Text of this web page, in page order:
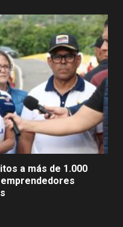
a más de 1.000